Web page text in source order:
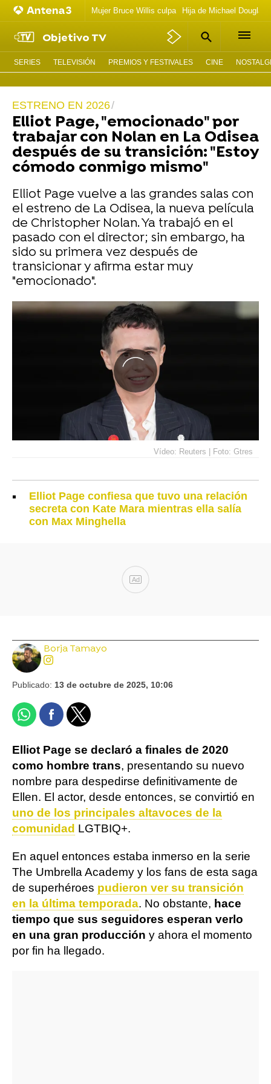
Mujer Bruce Willis culpa Hija de Michael Douglas
Objetivo TV
SERIES TELEVISIÓN PREMIOS Y FESTIVALES CINE
ESTRENO EN 2026
Elliot Page, "emocionado" por
trabajar con Nolan en La Odisea
después de su transición: "Estoy
cómodo conmigo mismo"
Elliot Page vuelve a las grandes salas con
el estreno de La Odisea, la nueva película
de Christopher Nolan. Ya trabajó en el
pasado con el director; sin embargo, ha
sido su primera vez después de
transicionar y afirma estar muy
"emocionado".
Vídeo: Reuters | Foto: Gtres
Elliot Page confiesa que tuvo una relación
secreta con Kate Mara mientras ella salía
con Max Minghella
Ad
Borja Tamayo
Publicado: 13 de octubre de 2025, 10:06
Elliot Page se declaró a finales de 2020
como hombre trans, presentando su nuevo
nombre para despedirse definitivamente de
Ellen. El actor, desde entonces, se convirtió en
uno de los principales altavoces de la
comunidad LGTBIQ+.
En aquel entonces estaba inmerso en la serie
The Umbrella Academy y los fans de esta saga
de superhéroes pudieron ver su transición
en la última temporada. No obstante, hace
tiempo que sus seguidores esperan verlo
en una gran producción y ahora el momento
por fin ha llegado.